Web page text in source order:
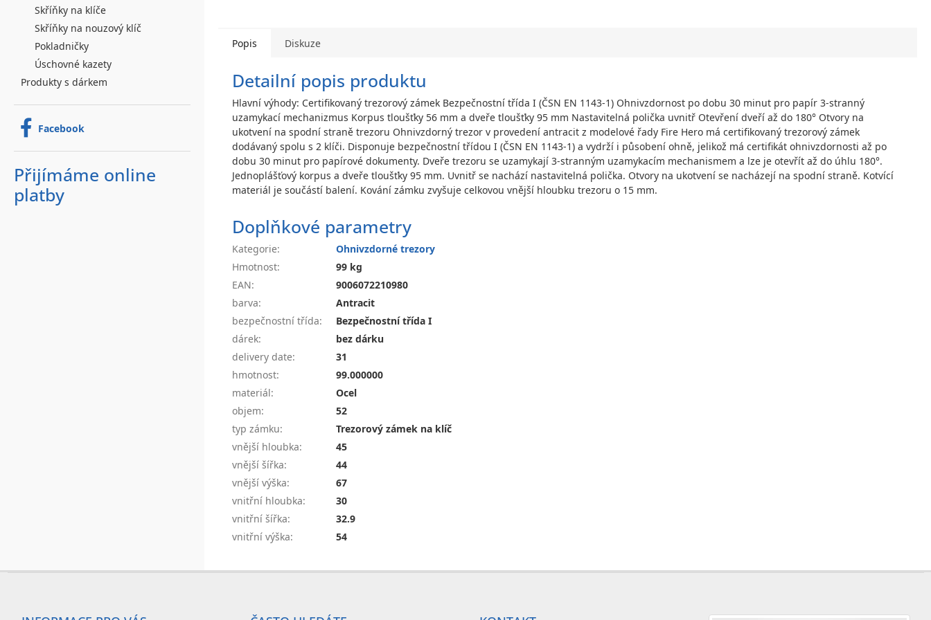
Skříňky na klíče
Skříňky na nouzový klíč
Pokladničky
Úschovné kazety
Produkty s dárkem
Facebook
Přijímáme online
platby
Popis Diskuze
Detailní popis produktu
Hlavní výhody: Certifikovaný trezorový zámek Bezpečnostní třída I (ČSN EN 1143-1) Ohnivzdornost po dobu 30 minut pro papír 3-stranný
uzamykací mechanizmus Korpus tloušťky 56 mm a dveře tloušťky 95 mm Nastavitelná polička uvnitř Otevření dveří až do 180° Otvory na
ukotvení na spodní straně trezoru Ohnivzdorný trezor v provedení antracit z modelové řady Fire Hero má certifikovaný trezorový zámek
dodávaný spolu s 2 klíči. Disponuje bezpečnostní třídou I (ČSN EN 1143-1) a vydrží i působení ohně, jelikož má certifikát ohnivzdornosti až po
dobu 30 minut pro papírové dokumenty. Dveře trezoru se uzamykají 3-stranným uzamykacím mechanismem a lze je otevřít až do úhlu 180°.
Jednoplášťový korpus a dveře tloušťky 95 mm. Uvnitř se nachází nastavitelná polička. Otvory na ukotvení se nacházejí na spodní straně. Kotvící
materiál je součástí balení. Kování zámku zvyšuje celkovou vnější hloubku trezoru o 15 mm.
Doplňkové parametry
Kategorie:
Ohnivzdorné trezory
Hmotnost:
99 kg
EAN:
9006072210980
barva:
Antracit
bezpečnostní třída:
Bezpečnostní třída I
dárek:
bez dárku
delivery date:
31
hmotnost:
99.000000
materiál:
Ocel
objem:
52
typ zámku:
Trezorový zámek na klíč
vnější hloubka:
45
vnější šířka:
44
vnější výška:
67
vnitřní hloubka:
30
vnitřní šířka:
32.9
vnitřní výška: 54